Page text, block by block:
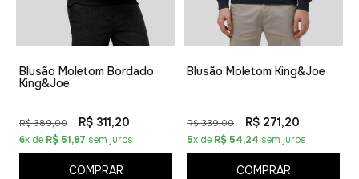
Blusão Moletom Bordado
King&Joe
R$ 389,00 R$ 311,20
6x de R$ 51,87 sem juros
COMPRAR
Blusão Moletom King&Joe
R$ 339,00 R$ 271,20
5x de R$ 54,24 sem juros
COMPRAR